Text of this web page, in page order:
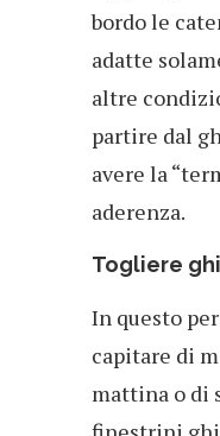
bordo le
adatte
altre
partire dal
avere la
aderenza.
Togliere
In questo
capitare di
mattina o di